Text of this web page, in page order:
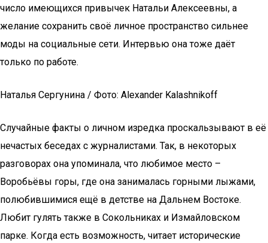
число имеющихся привычек Натальи Алексеевны, а
желание сохранить своё личное пространство сильнее
моды на социальные сети. Интервью она тоже даёт
только по работе.
Наталья Сергунина / Фото: Alexander Kalashnikoff
Случайные факты о личном изредка проскальзывают в её
нечастых беседах с журналистами. Так, в некоторых
разговорах она упоминала, что любимое место –
Воробьёвы горы, где она занималась горными лыжами,
полюбившимися ещё в детстве на Дальнем Востоке.
Любит гулять также в Сокольниках и Измайловском
парке. Когда есть возможность, читает исторические